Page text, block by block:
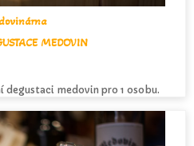
MEDOVIN
degustaci medovin pro 1 osobu.